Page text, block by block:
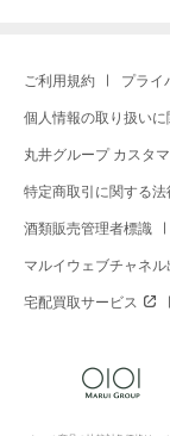
ご利用規約 プライ
個人情報の取り扱い
丸井グループ カスタ
特定商取引に関する
酒類販売管理者標識
マルイウェブチャネ
宅配買取サービス